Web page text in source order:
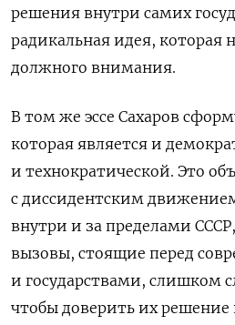
решения внутри самих
радикальная идея, которая
должного внимания.
В том же эссе Сахаров
которая является и
и технократической. Это
с диссидентским
внутри и за пределами
вызовы, стоящие перед
и государствами, слишком
чтобы доверить их